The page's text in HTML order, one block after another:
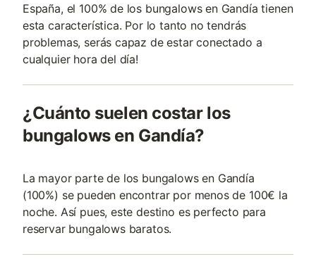
España, el 100% de los bungalows en Gandía tienen
esta característica. Por lo tanto no tendrás
problemas, serás capaz de estar conectado a
cualquier hora del día!
¿Cuánto suelen costar los
bungalows en Gandía?
La mayor parte de los bungalows en Gandía
(100%) se pueden encontrar por menos de 100€ la
noche. Así pues, este destino es perfecto para
reservar bungalows baratos.